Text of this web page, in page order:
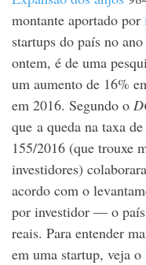
montante aportado por
startups do país no
ontem, é de uma
um aumento de 16%
em 2016. Segundo o
que a queda na taxa
155/2016 (que trouxe
investidores)
acordo com o
por investidor — o
reais. Para entender
em uma startup, veja o